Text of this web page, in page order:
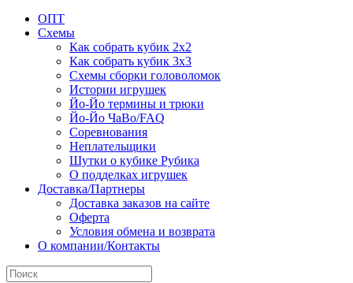
ОПТ
Схемы
Как собрать кубик 2х2
Как собрать кубик 3х3
Схемы сборки головоломок
Истории игрушек
Йо-Йо термины и трюки
Йо-Йо ЧаВо/FAQ
Соревнования
Неплательщики
Шутки о кубике Рубика
О подделках игрушек
Доставка/Партнеры
Доставка заказов на сайте
Оферта
Условия обмена и возврата
О компании/Контакты